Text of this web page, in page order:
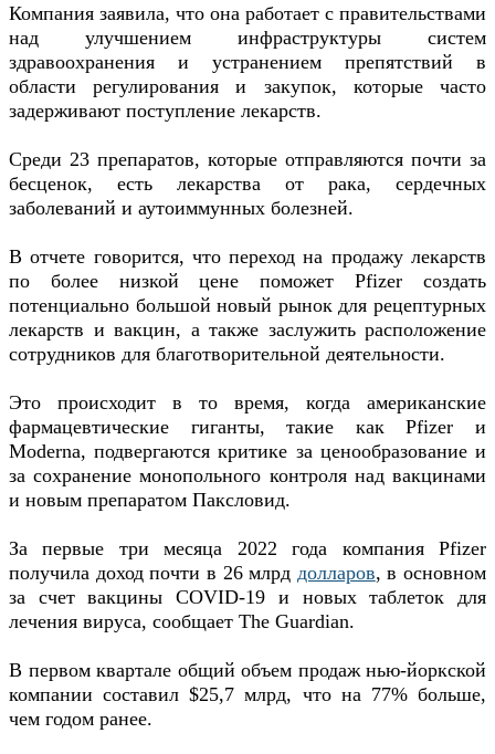
Компания заявила, что она работает с правительствами
над улучшением инфраструктуры систем
здравоохранения и устранением препятствий в
области регулирования и закупок, которые часто
задерживают поступление лекарств.
Среди 23 препаратов, которые отправляются почти за
бесценок, есть лекарства от рака, сердечных
заболеваний и аутоиммунных болезней.
В отчете говорится, что переход на продажу лекарств
по более низкой цене поможет Pfizer создать
потенциально большой новый рынок для рецептурных
лекарств и вакцин, а также заслужить расположение
сотрудников для благотворительной деятельности.
Это происходит в то время, когда американские
фармацевтические гиганты, такие как Pfizer и
Moderna, подвергаются критике за ценообразование и
за сохранение монопольного контроля над вакцинами
и новым препаратом Паксловид.
За первые три месяца 2022 года компания Pfizer
получила доход почти в 26 млрд долларов, в основном
за счет вакцины COVID-19 и новых таблеток для
лечения вируса, сообщает The Guardian.
В первом квартале общий объем продаж нью-йоркской
компании составил $25,7 млрд, что на 77% больше,
чем годом ранее.